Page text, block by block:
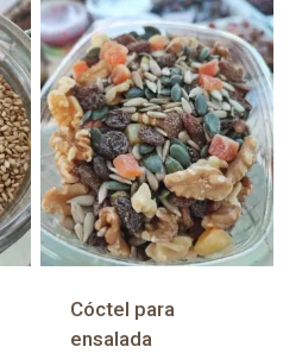
Cóctel para
ensalada